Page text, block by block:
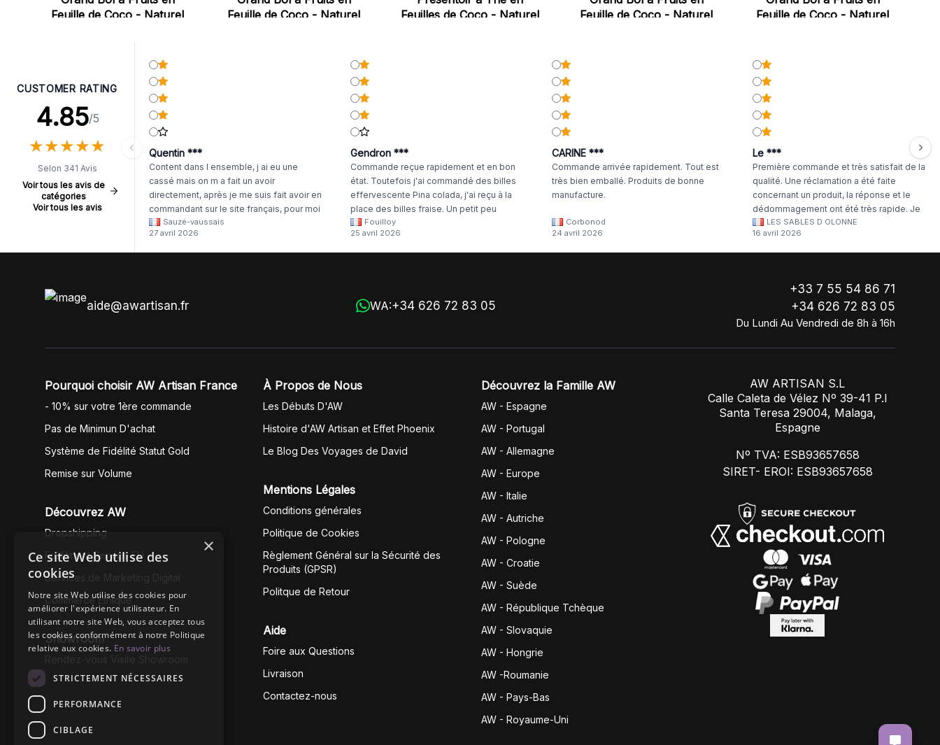
Feuille de Coco - Naturel
Feuille de Coco - Naturel
Feuilles de Coco - Naturel
Feuille de Coco - Naturel
Feuille de Coco - Naturel
CUSTOMER RATING
4.85/5
★★★★★
★★★★★
Selon 341 Avis
Voir tous les avis de
catégories
Voir tous les avis
Quentin ***
Content dans l ensemble, j ai eu une
cassé mais on m a fait un avoir
directement, après je me suis fait avoir en
commandant sur le site français, pour moi
il était évident que les produits était de la
même langue mais raté tout est en
anglais.
Sauzé-vaussais
27 avril 2026
Gendron ***
Commande reçue rapidement et en bon
état. Toutefois j'ai commandé des billes
effervescente Pina colada, j'ai reçu à la
place des billes fraise. Un petit peu
dommage
Fouilloy
25 avril 2026
CARINE ***
Commande arrivée rapidement. Tout est
très bien emballé. Produits de bonne
manufacture.
Corbonod
24 avril 2026
Le ***
Première commande et très satisfait de la
qualité. Une réclamation a été faite
concernant un produit, la réponse et le
dédommagement ont été très rapide. Je
continuerai à commander chez WA Artisan
!
LES SABLES D OLONNE
16 avril 2026
aide@awartisan.fr WA:+34 626 72 83 05
+33 7 55 54 86 71
+34 626 72 83 05
Du Lundi Au Vendredi de 8h à 16h
Pourquoi choisir AW Artisan France
- 10% sur votre 1ère commande
Pas de Minimun D'achat
Système de Fidélité Statut Gold
Remise sur Volume
Découvrez AW
Dropshipping
Fullfilment Service EU
Services de Marketing Digital
Commerce Éthique
Showroom
À Propos de Nous
Les Débuts D'AW
Histoire d'AW Artisan et Effet Phoenix
Le Blog Des Voyages de David
Mentions Légales
Conditions générales
Politique de Cookies
Règlement Général sur la Sécurité des
Produits (GPSR)
Politque de Retour
Aide
Foire aux Questions
Livraison
Contactez-nous
Découvrez la Famille AW
AW - Espagne
AW - Portugal
AW - Allemagne
AW - Europe
AW - Italie
AW - Autriche
AW - Pologne
AW - Croatie
AW - Suède
AW - République Tchèque
AW - Slovaquie
AW - Hongrie
AW -Roumanie
AW - Pays-Bas
AW - Royaume-Uni
AW ARTISAN S.L
Calle Caleta de Vélez Nº 39-41 P.I
Santa Teresa 29004, Malaga,
Espagne
Nº TVA: ESB93657658
SIRET- EROI: ESB93657658
×
Ce site Web utilise des
cookies
Notre site Web utilise des cookies pour
améliorer l'expérience utilisateur. En
utilisant notre site Web, vous acceptez tous
les cookies conformément à notre Politique
relative aux cookies. En savoir plus
STRICTEMENT NÉCESSAIRES
PERFORMANCE
CIBLAGE